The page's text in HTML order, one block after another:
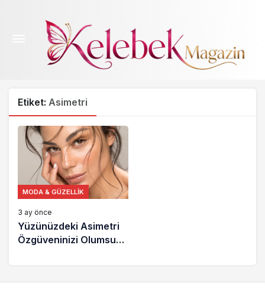
Etiket: Asimetri
MODA & GÜZELLIK
3 ay önce
Yüzünüzdeki Asimetri
Özgüveninizi Olumsuz